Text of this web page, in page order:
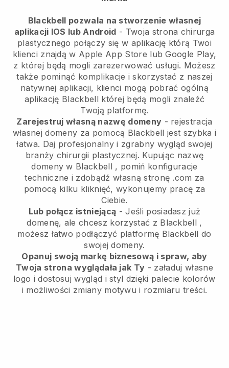
Blackbell pozwala na stworzenie własnej
aplikacji IOS lub Android - Twoja strona chirurga
plastycznego połączy się w aplikację którą Twoi
klienci znajdą w Apple App Store lub Google Play,
z której będą mogli zarezerwować usługi. Możesz
także pominąć komplikacje i skorzystać z naszej
natywnej aplikacji, klienci mogą pobrać ogólną
aplikację Blackbell której będą mogli znaleźć
Twoją platformę.
Zarejestruj własną nazwę domeny - rejestracja
własnej domeny za pomocą Blackbell jest szybka i
łatwa. Daj profesjonalny i zgrabny wygląd swojej
branży chirurgii plastycznej. Kupując nazwę
domeny w Blackbell , pomiń konfiguracje
techniczne i zdobądź własną stronę .com za
pomocą kilku kliknięć, wykonujemy pracę za
Ciebie.
Lub połącz istniejącą - Jeśli posiadasz już
domenę, ale chcesz korzystać z Blackbell ,
możesz łatwo podłączyć platformę Blackbell do
swojej domeny.
Opanuj swoją markę biznesową i spraw, aby
Twoja strona wyglądała jak Ty - załaduj własne
logo i dostosuj wygląd i styl dzięki palecie kolorów
i możliwości zmiany motywu i rozmiaru treści.